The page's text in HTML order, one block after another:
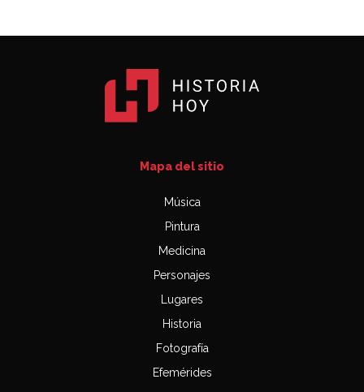
Mapa del sitio
Música
Pintura
Medicina
Personajes
Lugares
Historia
Fotografía
Efemérides